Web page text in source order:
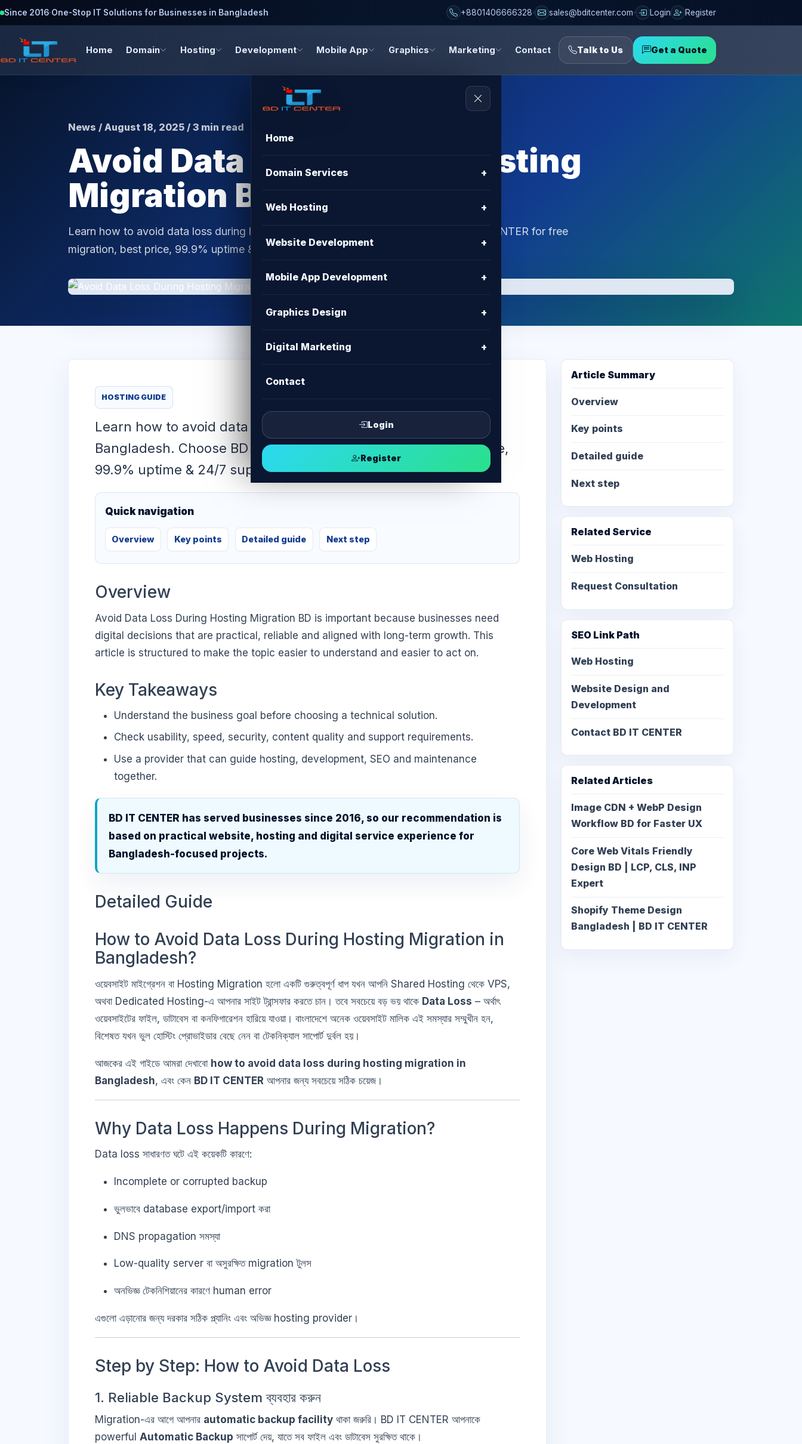
Since 2016·One-Stop IT Solutions for Businesses in Bangladesh +8801406666328 sales@bditcenter.com Login Register
Home Domain Hosting Development Mobile App Graphics Marketing Contact Talk to Us Get a Quote
Home
Domain Services +
Web Hosting +
Website Development +
Mobile App Development +
Graphics Design +
Digital Marketing +
Contact
Login
Register
News / August 18, 2025 / 3 min read
Avoid Data Loss During Hosting
Migration BD
Learn how to avoid data loss during hosting migration in Bangladesh. Choose BD IT CENTER for free
migration, best price, 99.9% uptime & 24/7 support.
HOSTING GUIDE
Learn how to avoid data loss during hosting migration in
Bangladesh. Choose BD IT CENTER for free migration, best price,
99.9% uptime & 24/7 support.
Quick navigation
Overview Key points Detailed guide Next step
Overview
Avoid Data Loss During Hosting Migration BD is important because businesses need
digital decisions that are practical, reliable and aligned with long-term growth. This
article is structured to make the topic easier to understand and easier to act on.
Key Takeaways
Understand the business goal before choosing a technical solution.
Check usability, speed, security, content quality and support requirements.
Use a provider that can guide hosting, development, SEO and maintenance
together.
BD IT CENTER has served businesses since 2016, so our recommendation is
based on practical website, hosting and digital service experience for
Bangladesh-focused projects.
Detailed Guide
How to Avoid Data Loss During Hosting Migration in
Bangladesh?
ওয়েবসাইট মাইগ্রেশন বা Hosting Migration হলো একটি গুরুত্বপূর্ণ ধাপ যখন আপনি Shared Hosting থেকে VPS,
অথবা Dedicated Hosting-এ আপনার সাইট ট্রান্সফার করতে চান। তবে সবচেয়ে বড় ভয় থাকে Data Loss – অর্থাৎ
ওয়েবসাইটের ফাইল, ডাটাবেস বা কনফিগারেশন হারিয়ে যাওয়া। বাংলাদেশে অনেক ওয়েবসাইট মালিক এই সমস্যার সম্মুখীন হন,
বিশেষত যখন ভুল হোস্টিং প্রোভাইডার বেছে নেন বা টেকনিক্যাল সাপোর্ট দুর্বল হয়।
আজকের এই গাইডে আমরা দেখাবো how to avoid data loss during hosting migration in
Bangladesh, এবং কেন BD IT CENTER আপনার জন্য সবচেয়ে সঠিক চয়েজ।
Why Data Loss Happens During Migration?
Data loss সাধারণত ঘটে এই কয়েকটি কারণে:
Incomplete or corrupted backup
ভুলভাবে database export/import করা
DNS propagation সমস্যা
Low-quality server বা অসুরক্ষিত migration টুলস
অনভিজ্ঞ টেকনিশিয়ানের কারণে human error
এগুলো এড়ানোর জন্য দরকার সঠিক প্ল্যানিং এবং অভিজ্ঞ hosting provider।
Step by Step: How to Avoid Data Loss
1. Reliable Backup System ব্যবহার করুন
Migration-এর আগে আপনার automatic backup facility থাকা জরুরি। BD IT CENTER আপনাকে
powerful Automatic Backup সাপোর্ট দেয়, যাতে সব ফাইল এবং ডাটাবেস সুরক্ষিত থাকে।
Article Summary
Overview
Key points
Detailed guide
Next step
Related Service
Web Hosting
Request Consultation
SEO Link Path
Web Hosting
Website Design and
Development
Contact BD IT CENTER
Related Articles
Image CDN + WebP Design
Workflow BD for Faster UX
Core Web Vitals Friendly
Design BD | LCP, CLS, INP
Expert
Shopify Theme Design
Bangladesh | BD IT CENTER